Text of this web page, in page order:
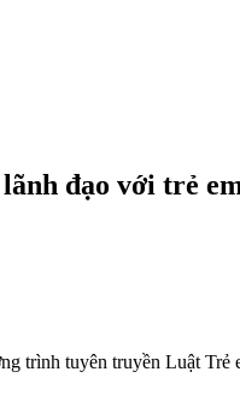
đạo với trẻ
trình tuyên truyền Luật